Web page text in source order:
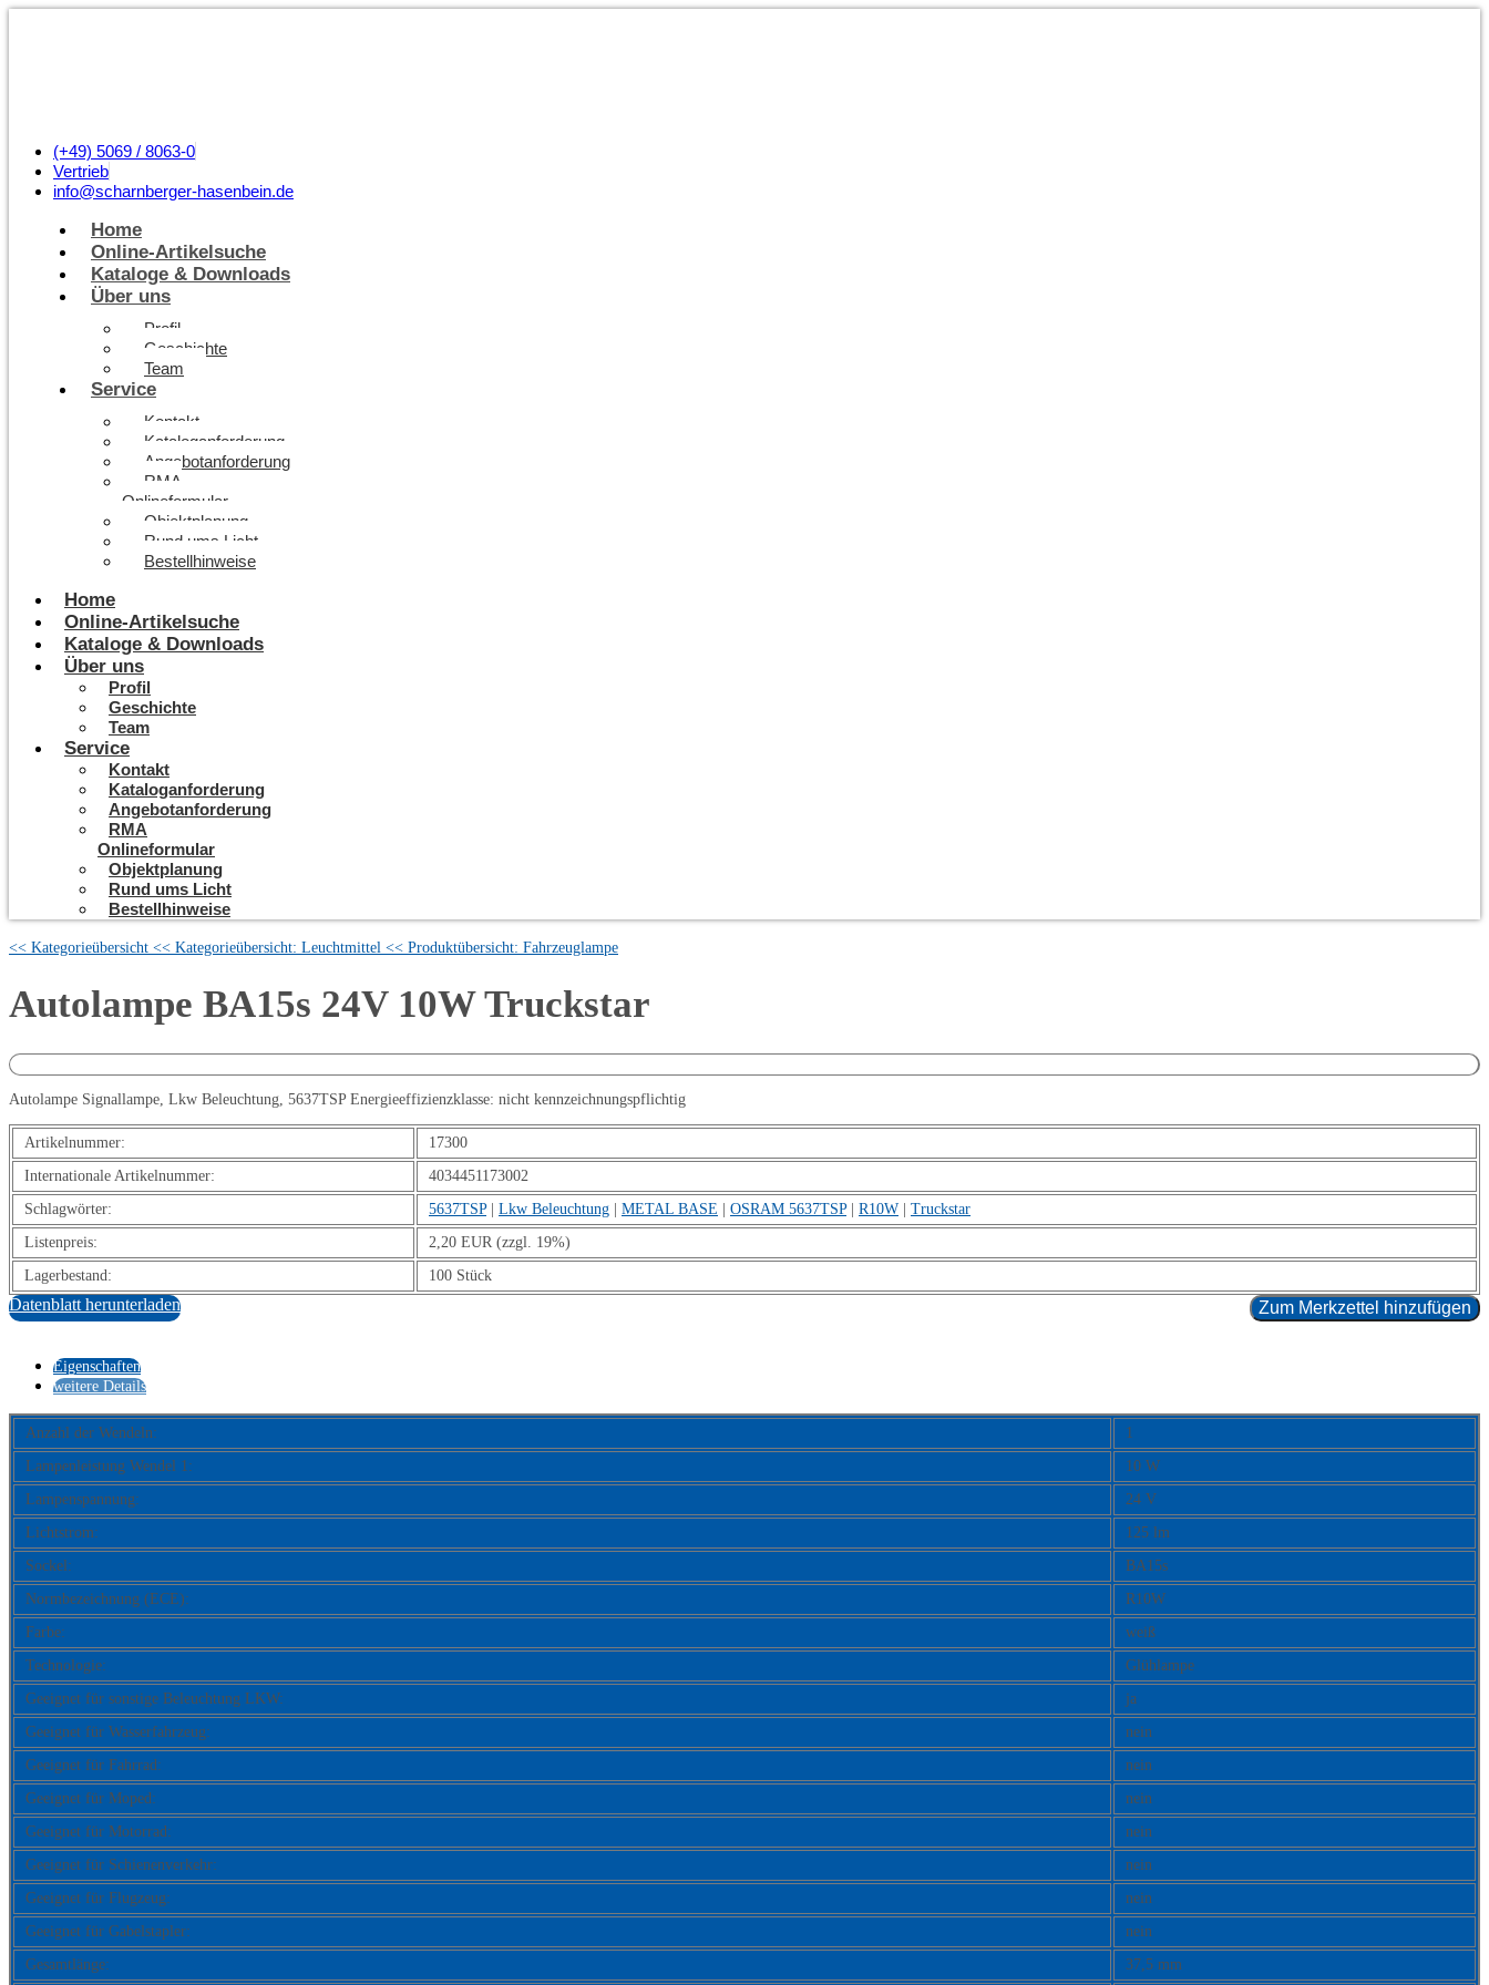
(+49) 5069 / 8063-0
Vertrieb
info@scharnberger-hasenbein.de
Home
Online-Artikelsuche
Kataloge & Downloads
Über uns
Profil
Geschichte
Team
Service
Kontakt
Kataloganforderung
Angebotanforderung
RMA
Onlineformular
Objektplanung
Rund ums Licht
Bestellhinweise
Home
Online-Artikelsuche
Kataloge & Downloads
Über uns
Profil
Geschichte
Team
Service
Kontakt
Kataloganforderung
Angebotanforderung
RMA
Onlineformular
Objektplanung
Rund ums Licht
Bestellhinweise
<< Kategorieübersicht << Kategorieübersicht: Leuchtmittel << Produktübersicht: Fahrzeuglampe
Autolampe BA15s 24V 10W Truckstar
Autolampe Signallampe, Lkw Beleuchtung, 5637TSP Energieeffizienzklasse: nicht kennzeichnungspflichtig
Artikelnummer:
17300
Internationale Artikelnummer:
4034451173002
Schlagwörter:
5637TSP| Lkw Beleuchtung METAL BASE OSRAM 5637TSP| R10W
Truckstar
Listenpreis:
2,20 EUR (zzgl. 19%)
Lagerbestand:
100 Stück
Datenblatt herunterladen Zum Merkzettel hinzufügen
Eigenschaften
weitere Details
Anzahl der Wendeln:
1
Lampenleistung Wendel 1:
10 W
Lampenspannung:
24 V
Lichtstrom:
125 lm
Sockel:
BA15s
Normbezeichnung (ECE):
R10W
Farbe:
weiß
Technologie:
Glühlampe
Geeignet für sonstige Beleuchtung LKW:
ja
Geeignet für Wasserfahrzeug:
nein
Geeignet für Fahrrad:
nein
Geeignet für Moped:
nein
Geeignet für Motorrad:
nein
Geeignet für Schienenverkehr:
nein
Geeignet für Flugzeug:
nein
Geeignet für Gabelstapler:
nein
Gesamtlänge:
37,5 mm